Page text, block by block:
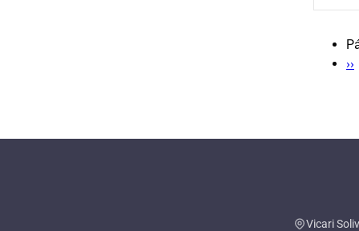
››
Vicari